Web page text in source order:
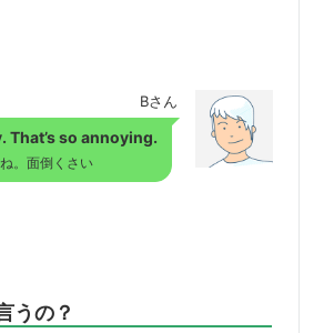
Bさん
That’s so annoying.
。面倒くさい
うの？